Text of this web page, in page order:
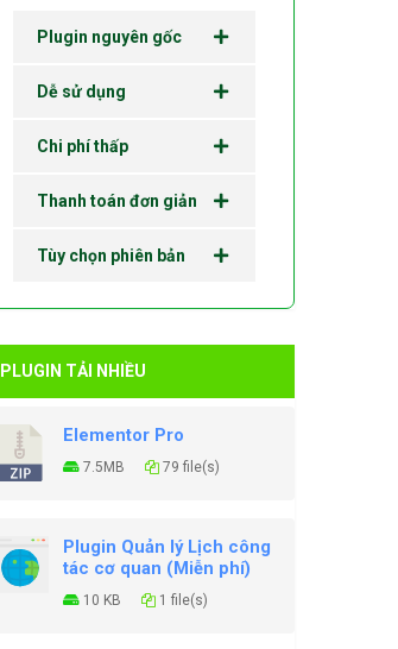
Plugin nguyên gốc
Dễ sử dụng
Chi phí thấp
Thanh toán đơn giản
Tùy chọn phiên bản
PLUGIN TẢI NHIỀU
Elementor Pro
7.5MB 79 file(s)
Plugin Quản lý Lịch công
tác cơ quan (Miễn phí)
10 KB 1 file(s)